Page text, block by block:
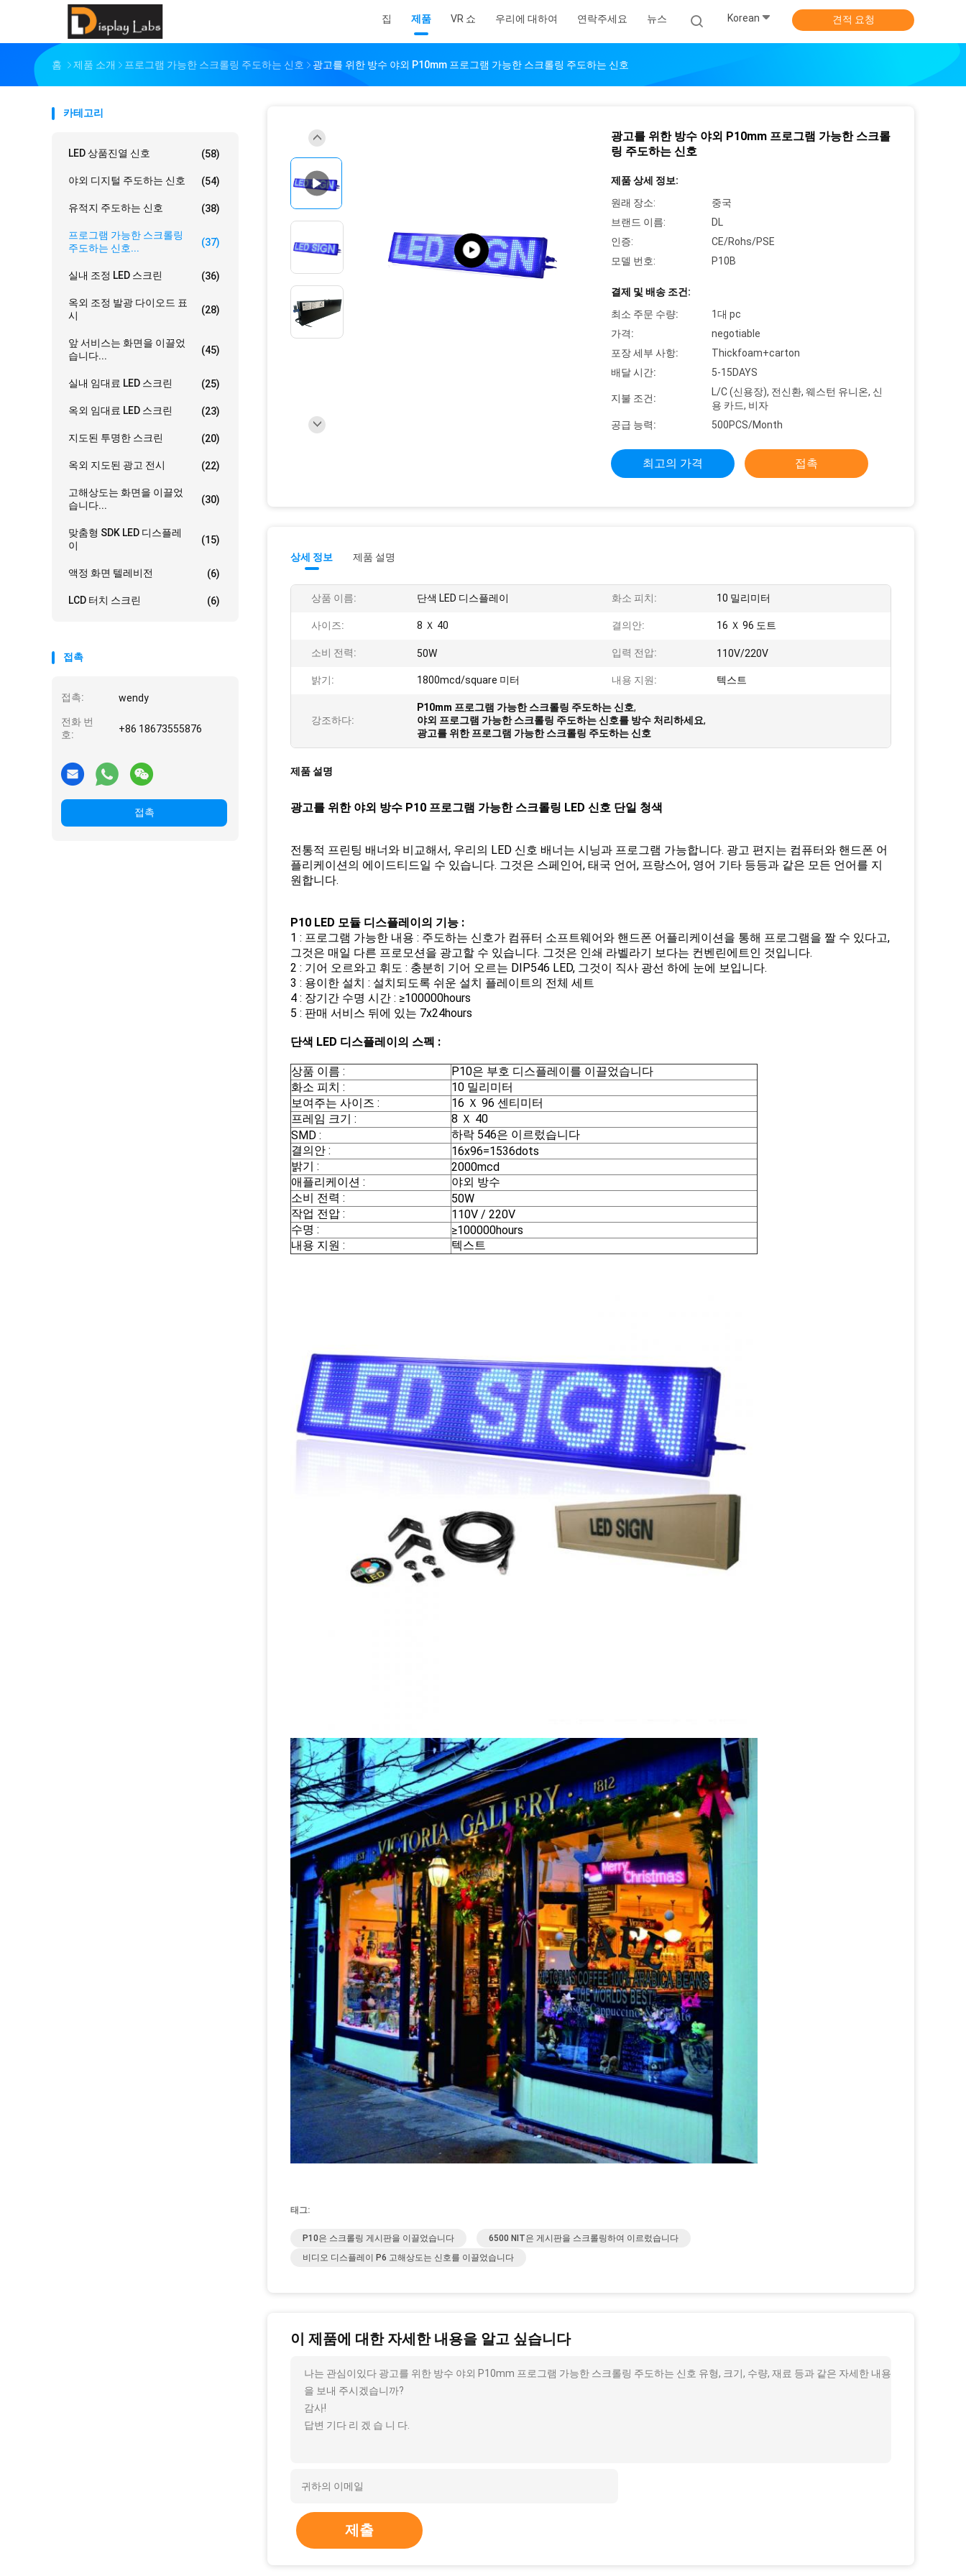
집 제품 VR 쇼 우리에 대하여 연락주세요 뉴스 Korean 견적 요청
홈 제품 소개 프로그램 가능한 스크롤링 주도하는 신호 광고를 위한 방수 야외 P10mm 프로그램 가능한 스크롤링 주도하는 신호
카테고리
LED 상품진열 신호 (58)
야외 디지털 주도하는 신호 (54)
유적지 주도하는 신호 (38)
프로그램 가능한 스크롤링
주도하는 신호...
(37)
실내 조정 LED 스크린 (36)
옥외 조정 발광 다이오드 표
시
(28)
앞 서비스는 화면을 이끌었
습니다...
(45)
실내 임대료 LED 스크린 (25)
옥외 임대료 LED 스크린 (23)
지도된 투명한 스크린 (20)
옥외 지도된 광고 전시 (22)
고해상도는 화면을 이끌었
습니다...
(30)
맞춤형 SDK LED 디스플레
이
(15)
액정 화면 텔레비전 (6)
LCD 터치 스크린 (6)
접촉
접촉: wendy
전화 번
호:
+86 18673555876
접촉
광고를 위한 방수 야외 P10mm 프로그램 가능한 스크롤
링 주도하는 신호
제품 상세 정보:
원래 장소:
중국
브랜드 이름:
DL
인증:
CE/Rohs/PSE
모델 번호:
P10B
결제 및 배송 조건:
최소 주문 수량:
1대 pc
가격:
negotiable
포장 세부 사항:
Thickfoam+carton
배달 시간:
5-15DAYS
지불 조건:
L/C (신용장), 전신환, 웨스턴 유니온, 신
용 카드, 비자
공급 능력:
500PCS/Month
최고의 가격 접촉
상세 정보 제품 설명
상품 이름: 단색 LED 디스플레이 화소 피치: 10 밀리미터
사이즈: 8 Ｘ 40 결의안: 16 Ｘ 96 도트
소비 전력: 50W 입력 전압: 110V/220V
밝기: 1800mcd/square 미터 내용 지원: 텍스트
강조하다:
P10mm 프로그램 가능한 스크롤링 주도하는 신호,
야외 프로그램 가능한 스크롤링 주도하는 신호를 방수 처리하세요,
광고를 위한 프로그램 가능한 스크롤링 주도하는 신호
제품 설명
광고를 위한 야외 방수 P10 프로그램 가능한 스크롤링 LED 신호 단일 청색
전통적 프린팅 배너와 비교해서, 우리의 LED 신호 배너는 시닝과 프로그램 가능합니다. 광고 편지는 컴퓨터와 핸드폰 어
플리케이션의 에이드티드일 수 있습니다. 그것은 스페인어, 태국 언어, 프랑스어, 영어 기타 등등과 같은 모든 언어를 지
원합니다.
P10 LED 모듈 디스플레이의 기능 :
1 : 프로그램 가능한 내용 : 주도하는 신호가 컴퓨터 소프트웨어와 핸드폰 어플리케이션을 통해 프로그램을 짤 수 있다고,
그것은 매일 다른 프로모션을 광고할 수 있습니다. 그것은 인쇄 라벨라기 보다는 컨벤린에트인 것입니다.
2 : 기어 오르와고 휘도 : 충분히 기어 오르는 DIP546 LED, 그것이 직사 광선 하에 눈에 보입니다.
3 : 용이한 설치 : 설치되도록 쉬운 설치 플레이트의 전체 세트
4 : 장기간 수명 시간 : ≥100000hours
5 : 판매 서비스 뒤에 있는 7x24hours
단색 LED 디스플레이의 스펙 :
상품 이름 :
P10은 부호 디스플레이를 이끌었습니다
화소 피치 :
10 밀리미터
보여주는 사이즈 :
16 Ｘ 96 센티미터
프레임 크기 :
8 Ｘ 40
SMD :
하락 546은 이르렀습니다
결의안 :
16x96=1536dots
밝기 :
2000mcd
애플리케이션 :
야외 방수
소비 전력 :
50W
작업 전압 :
110V / 220V
수명 :
≥100000hours
내용 지원 :
텍스트
태그:
P10은 스크롤링 게시판을 이끌었습니다
6500 NIT은 게시판을 스크롤링하여 이르렀습니다
비디오 디스플레이 P6 고해상도는 신호를 이끌었습니다
이 제품에 대한 자세한 내용을 알고 싶습니다
나는 관심이있다 광고를 위한 방수 야외 P10mm 프로그램 가능한 스크롤링 주도하는 신호 유형, 크기, 수량, 재료 등과 같은 자세한 내용
을 보내 주시겠습니까?
감사!
답변 기다 리 겠 습 니 다.
제출